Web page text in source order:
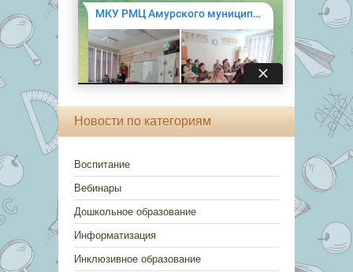
Новости по категориям
Воспитание
Вебинары
Дошкольное образование
Информатизация
Инклюзивное образование